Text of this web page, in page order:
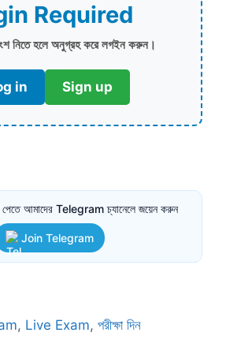
Required
নিতে হলে অনুগ্রহ করে লগইন করুন।
in Sign up
পেতে আমাদের Telegram চ্যানেলে জয়েন করুন
Join Telegram
, Live Exam,পরীক্ষা দিন